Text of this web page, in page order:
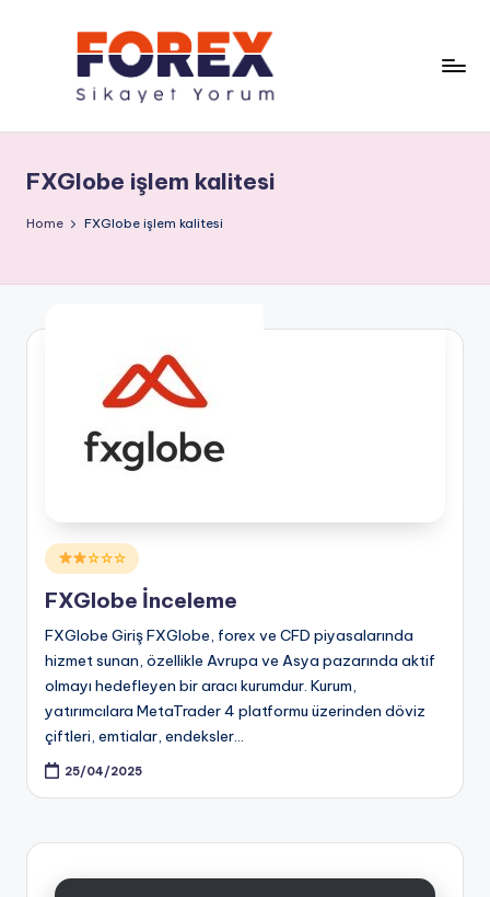
FXGlobe işlem kalitesi
Home FXGlobe işlem kalitesi
Posted
in
☆☆☆
FXGlobe İnceleme
FXGlobe Giriş FXGlobe, forex ve CFD piyasalarında
hizmet sunan, özellikle Avrupa ve Asya pazarında aktif
olmayı hedefleyen bir aracı kurumdur. Kurum,
yatırımcılara MetaTrader 4 platformu üzerinden döviz
çiftleri, emtialar, endeksler…
25/04/2025